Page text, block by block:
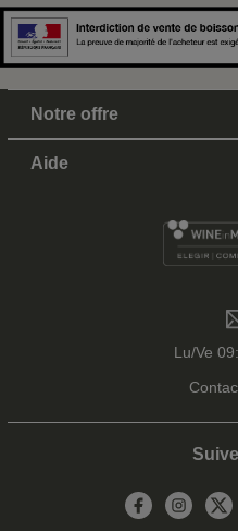
Notre offre
Aide
Lu/Ve